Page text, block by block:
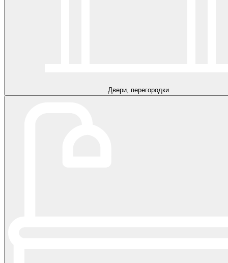
Двери, перегородки